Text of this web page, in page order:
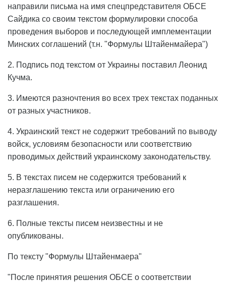
направили письма на имя спецпредставителя ОБСЕ
Сайдика со своим текстом формулировки способа
проведения выборов и последующей имплементации
Минских соглашений (т.н. "Формулы Штайенмайера")
2. Подпись под текстом от Украины поставил Леонид
Кучма.
3. Имеются разночтения во всех трех текстах поданных
от разных участников.
4. Украинский текст не содержит требований по выводу
войск, условиям безопасности или соответствию
проводимых действий украинскому законодательству.
5. В текстах писем не содержится требований к
неразглашению текста или ограничению его
разглашения.
6. Полные тексты писем неизвестны и не
опубликованы.
По тексту "Формулы Штайенмаера"
"После принятия решения ОБСЕ о соответствии